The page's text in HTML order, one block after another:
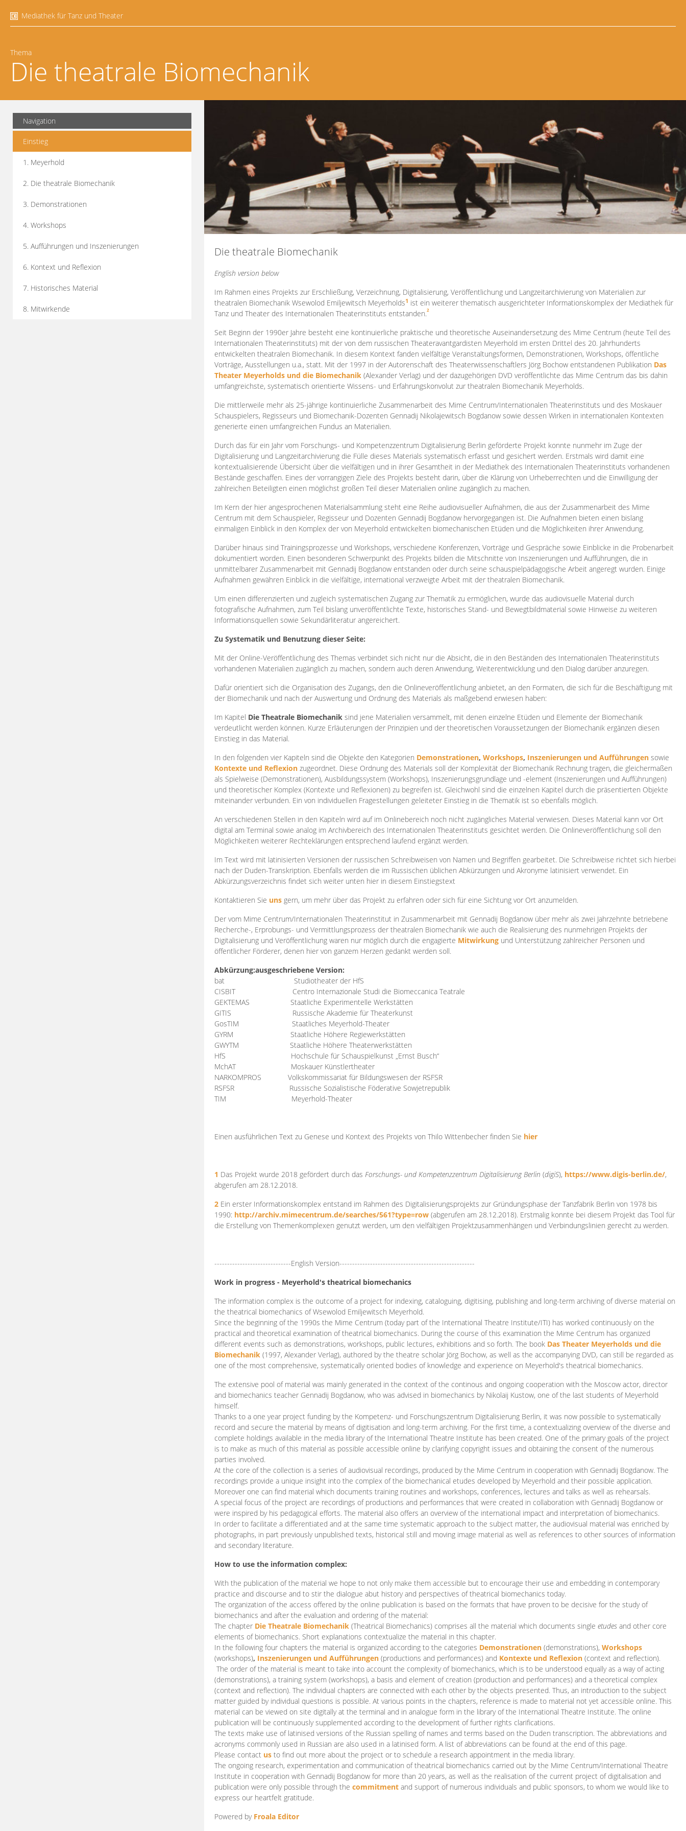
Mediathek für Tanz und Theater
Thema
Die theatrale Biomechanik
Navigation
Einstieg
1. Meyerhold
2. Die theatrale Biomechanik
3. Demonstrationen
4. Workshops
5. Aufführungen und Inszenierungen
6. Kontext und Reflexion
7. Historisches Material
8. Mitwirkende
Die theatrale Biomechanik
English version below
Im Rahmen eines Projekts zur Erschließung, Verzeichnung, Digitalisierung, Veröffentlichung und Langzeitarchivierung von Materialien zur
theatralen Biomechanik Wsewolod Emiljewitsch Meyerholds1 ist ein weiterer thematisch ausgerichteter Informationskomplex der Mediathek für
Tanz und Theater des Internationalen Theaterinstituts entstanden.2
Seit Beginn der 1990er Jahre besteht eine kontinuierliche praktische und theoretische Auseinandersetzung des Mime Centrum (heute Teil des
Internationalen Theaterinstituts) mit der von dem russischen Theateravantgardisten Meyerhold im ersten Drittel des 20. Jahrhunderts
entwickelten theatralen Biomechanik. In diesem Kontext fanden vielfältige Veranstaltungsformen, Demonstrationen, Workshops, öffentliche
Vorträge, Ausstellungen u.a., statt. Mit der 1997 in der Autorenschaft des Theaterwissenschaftlers Jörg Bochow entstandenen Publikation Das
Theater Meyerholds und die Biomechanik (Alexander Verlag) und der dazugehörigen DVD veröffentlichte das Mime Centrum das bis dahin
umfangreichste, systematisch orientierte Wissens- und Erfahrungskonvolut zur theatralen Biomechanik Meyerholds.
Die mittlerweile mehr als 25-jährige kontinuierliche Zusammenarbeit des Mime Centrum/Internationalen Theaterinstituts und des Moskauer
Schauspielers, Regisseurs und Biomechanik-Dozenten Gennadij Nikolajewitsch Bogdanow sowie dessen Wirken in internationalen Kontexten
generierte einen umfangreichen Fundus an Materialien.
Durch das für ein Jahr vom Forschungs- und Kompetenzzentrum Digitalisierung Berlin geförderte Projekt konnte nunmehr im Zuge der
Digitalisierung und Langzeitarchivierung die Fülle dieses Materials systematisch erfasst und gesichert werden. Erstmals wird damit eine
kontextualisierende Übersicht über die vielfältigen und in ihrer Gesamtheit in der Mediathek des Internationalen Theaterinstituts vorhandenen
Bestände geschaffen. Eines der vorrangigen Ziele des Projekts besteht darin, über die Klärung von Urheberrechten und die Einwilligung der
zahlreichen Beteiligten einen möglichst großen Teil dieser Materialien online zugänglich zu machen.
Im Kern der hier angesprochenen Materialsammlung steht eine Reihe audiovisueller Aufnahmen, die aus der Zusammenarbeit des Mime
Centrum mit dem Schauspieler, Regisseur und Dozenten Gennadij Bogdanow hervorgegangen ist. Die Aufnahmen bieten einen bislang
einmaligen Einblick in den Komplex der von Meyerhold entwickelten biomechanischen Etüden und die Möglichkeiten ihrer Anwendung.
Darüber hinaus sind Trainingsprozesse und Workshops, verschiedene Konferenzen, Vorträge und Gespräche sowie Einblicke in die Probenarbeit
dokumentiert worden. Einen besonderen Schwerpunkt des Projekts bilden die Mitschnitte von Inszenierungen und Aufführungen, die in
unmittelbarer Zusammenarbeit mit Gennadij Bogdanow entstanden oder durch seine schauspielpädagogische Arbeit angeregt wurden. Einige
Aufnahmen gewähren Einblick in die vielfältige, international verzweigte Arbeit mit der theatralen Biomechanik.
Um einen differenzierten und zugleich systematischen Zugang zur Thematik zu ermöglichen, wurde das audiovisuelle Material durch
fotografische Aufnahmen, zum Teil bislang unveröffentlichte Texte, historisches Stand- und Bewegtbildmaterial sowie Hinweise zu weiteren
Informationsquellen sowie Sekundärliteratur angereichert.
Zu Systematik und Benutzung dieser Seite:
Mit der Online-Veröffentlichung des Themas verbindet sich nicht nur die Absicht, die in den Beständen des Internationalen Theaterinstituts
vorhandenen Materialien zugänglich zu machen, sondern auch deren Anwendung, Weiterentwicklung und den Dialog darüber anzuregen.
Dafür orientiert sich die Organisation des Zugangs, den die Onlineveröffentlichung anbietet, an den Formaten, die sich für die Beschäftigung mit
der Biomechanik und nach der Auswertung und Ordnung des Materials als maßgebend erwiesen haben:
Im Kapitel Die Theatrale Biomechanik sind jene Materialien versammelt, mit denen einzelne Etüden und Elemente der Biomechanik
verdeutlicht werden können. Kurze Erläuterungen der Prinzipien und der theoretischen Voraussetzungen der Biomechanik ergänzen diesen
Einstieg in das Material.
In den folgenden vier Kapiteln sind die Objekte den Kategorien Demonstrationen, Workshops, Inszenierungen und Aufführungen sowie
Kontexte und Reflexion zugeordnet. Diese Ordnung des Materials soll der Komplexität der Biomechanik Rechnung tragen, die gleichermaßen
als Spielweise (Demonstrationen), Ausbildungssystem (Workshops), Inszenierungsgrundlage und -element (Inszenierungen und Aufführungen)
und theoretischer Komplex (Kontexte und Reflexionen) zu begreifen ist. Gleichwohl sind die einzelnen Kapitel durch die präsentierten Objekte
miteinander verbunden. Ein von individuellen Fragestellungen geleiteter Einstieg in die Thematik ist so ebenfalls möglich.
An verschiedenen Stellen in den Kapiteln wird auf im Onlinebereich noch nicht zugängliches Material verwiesen. Dieses Material kann vor Ort
digital am Terminal sowie analog im Archivbereich des Internationalen Theaterinstituts gesichtet werden. Die Onlineveröffentlichung soll den
Möglichkeiten weiterer Rechteklärungen entsprechend laufend ergänzt werden.
Im Text wird mit latinisierten Versionen der russischen Schreibweisen von Namen und Begriffen gearbeitet. Die Schreibweise richtet sich hierbei
nach der Duden-Transkription. Ebenfalls werden die im Russischen üblichen Abkürzungen und Akronyme latinisiert verwendet. Ein
Abkürzungsverzeichnis findet sich weiter unten hier in diesem Einstiegstext
Kontaktieren Sie uns gern, um mehr über das Projekt zu erfahren oder sich für eine Sichtung vor Ort anzumelden.
Der vom Mime Centrum/Internationalen Theaterinstitut in Zusammenarbeit mit Gennadij Bogdanow über mehr als zwei Jahrzehnte betriebene
Recherche-, Erprobungs- und Vermittlungsprozess der theatralen Biomechanik wie auch die Realisierung des nunmehrigen Projekts der
Digitalisierung und Veröffentlichung waren nur möglich durch die engagierte Mitwirkung und Unterstützung zahlreicher Personen und
öffentlicher Förderer, denen hier von ganzem Herzen gedankt werden soll.
Abkürzung:ausgeschriebene Version:
bat
Studiotheater der HfS
CISBIT
Centro Internazionale Studi die Biomeccanica Teatrale
GEKTEMAS
Staatliche Experimentelle Werkstätten
GITIS
Russische Akademie für Theaterkunst
GosTIM
Staatliches Meyerhold-Theater
GYRM
Staatliche Höhere Regiewerkstätten
GWYTM
Staatliche Höhere Theaterwerkstätten
HfS
Hochschule für Schauspielkunst „Ernst Busch“
MchAT
Moskauer Künstlertheater
NARKOMPROS
Volkskommissariat für Bildungswesen der RSFSR
RSFSR
Russische Sozialistische Föderative Sowjetrepublik
TIM Meyerhold-Theater
Einen ausführlichen Text zu Genese und Kontext des Projekts von Thilo Wittenbecher finden Sie hier
1 Das Projekt wurde 2018 gefördert durch das Forschungs- und Kompetenzzentrum DigitalisierungBerlin (digiS), https://www.digis-berlin.de/,
abgerufen am 28.12.2018.
2 Ein erster Informationskomplex entstand im Rahmen des Digitalisierungsprojekts zur Gründungsphase der Tanzfabrik Berlin von 1978 bis
1990: http://archiv.mimecentrum.de/searches/561?type=row (abgerufen am 28.12.2018). Erstmalig konnte bei diesem Projekt das Tool für
die Erstellung von Themenkomplexen genutzt werden, um den vielfältigen Projektzusammenhängen und Verbindungslinien gerecht zu werden.
------------------------------English Version-----------------------------------------------------
Work in progress - Meyerhold's theatrical biomechanics
The information complex is the outcome of a project for indexing, cataloguing, digitising, publishing and long-term archiving of diverse material on
the theatrical biomechanics of Wsewolod Emiljewitsch Meyerhold.
Since the beginning of the 1990s the Mime Centrum (today part of the International Theatre Institute/ITI) has worked continuously on the
practical and theoretical examination of theatrical biomechanics. During the course of this examination the Mime Centrum has organized
different events such as demonstrations, workshops, public lectures, exhibitions and so forth. The book Das Theater Meyerholds und die
Biomechanik (1997, Alexander Verlag), authored by the theatre scholar Jörg Bochow, as well as the accompanying DVD, can still be regarded as
one of the most comprehensive, systematically oriented bodies of knowledge and experience on Meyerhold's theatrical biomechanics.
The extensive pool of material was mainly generated in the context of the continous and ongoing cooperation with the Moscow actor, director
and biomechanics teacher Gennadij Bogdanow, who was advised in biomechanics by Nikolaij Kustow, one of the last students of Meyerhold
himself.
Thanks to a one year project funding by the Kompetenz- und Forschungszentrum Digitalisierung Berlin, it was now possible to systematically
record and secure the material by means of digitisation and long-term archiving. For the first time, a contextualizing overview of the diverse and
complete holdings available in the media library of the International Theatre Institute has been created. One of the primary goals of the project
is to make as much of this material as possible accessible online by clarifying copyright issues and obtaining the consent of the numerous
parties involved.
At the core of the collection is a series of audiovisual recordings, produced by the Mime Centrum in cooperation with Gennadij Bogdanow. The
recordings provide a unique insight into the complex of the biomechanical etudes developed by Meyerhold and their possible application.
Moreover one can find material which documents training routines and workshops, conferences, lectures and talks as well as rehearsals.
A special focus of the project are recordings of productions and performances that were created in collaboration with Gennadij Bogdanow or
were inspired by his pedagogical efforts. The material also offers an overview of the international impact and interpretation of biomechanics.
In order to facilitate a differentiated and at the same time systematic approach to the subject matter, the audiovisual material was enriched by
photographs, in part previously unpublished texts, historical still and moving image material as well as references to other sources of information
and secondary literature.
How to use the information complex:
With the publication of the material we hope to not only make them accessible but to encourage their use and embedding in contemporary
practice and discourse and to stir the dialogue abut history and perspectives of theatrical biomechanics today.
The organization of the access offered by the online publication is based on the formats that have proven to be decisive for the study of
biomechanics and after the evaluation and ordering of the material:
The chapter Die Theatrale Biomechanik (Theatrical Biomechanics) comprises all the material which documents single etudes and other core
elements of biomechanics. Short explanations contextualize the material in this chapter.
In the following four chapters the material is organized according to the categories Demonstrationen (demonstrations), Workshops
(workshops), Inszenierungen und Aufführungen (productions and performances) and Kontexte und Reflexion (context and reflection).
The order of the material is meant to take into account the complexity of biomechanics, which is to be understood equally as a way of acting
(demonstrations), a training system (workshops), a basis and element of creation (production and performances) and a theoretical complex
(context and reflection). The individual chapters are connected with each other by the objects presented. Thus, an introduction to the subject
matter guided by individual questions is possible. At various points in the chapters, reference is made to material not yet accessible online. This
material can be viewed on site digitally at the terminal and in analogue form in the library of the International Theatre Institute. The online
publication will be continuously supplemented according to the development of further rights clarifications.
The texts make use of latinised versions of the Russian spelling of names and terms based on the Duden transcription. The abbreviations and
acronyms commonly used in Russian are also used in a latinised form. A list of abbreviations can be found at the end of this page.
Please contact us to find out more about the project or to schedule a research appointment in the media library.
The ongoing research, experimentation and communication of theatrical biomechanics carried out by the Mime Centrum/International Theatre
Institute in cooperation with Gennadij Bogdanow for more than 20 years, as well as the realisation of the current project of digitalisation and
publication were only possible through the commitment and support of numerous individuals and public sponsors, to whom we would like to
express our heartfelt gratitude.
Powered by Froala Editor